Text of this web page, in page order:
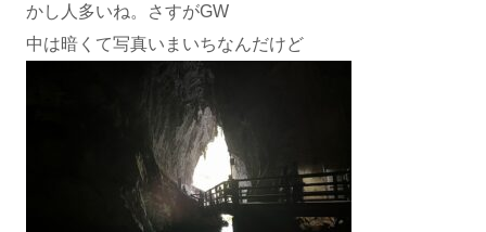
かし人多いね。さすがGW
中は暗くて写真いまいちなんだけど